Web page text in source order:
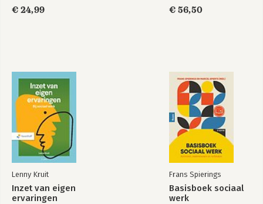
€ 24,99
€ 56,50
Lenny Kruit
Inzet van eigen
ervaringen
Frans Spierings
Basisboek sociaal
werk